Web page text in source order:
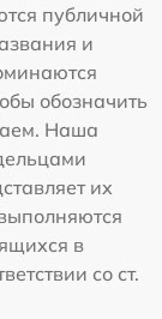
публичной
и
обозначить
Наша
их
в
со ст.